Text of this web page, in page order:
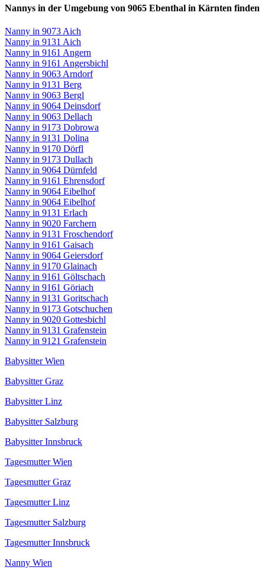
Nannys in der Umgebung von 9065 Ebenthal in Kärnten finden
Nanny in 9073 Aich
Nanny in 9131 Aich
Nanny in 9161 Angern
Nanny in 9161 Angersbichl
Nanny in 9063 Arndorf
Nanny in 9131 Berg
Nanny in 9063 Bergl
Nanny in 9064 Deinsdorf
Nanny in 9063 Dellach
Nanny in 9173 Dobrowa
Nanny in 9131 Dolina
Nanny in 9170 Dörfl
Nanny in 9173 Dullach
Nanny in 9064 Dürnfeld
Nanny in 9161 Ehrensdorf
Nanny in 9064 Eibelhof
Nanny in 9064 Eibelhof
Nanny in 9131 Erlach
Nanny in 9020 Farchern
Nanny in 9131 Froschendorf
Nanny in 9161 Gaisach
Nanny in 9064 Geiersdorf
Nanny in 9170 Glainach
Nanny in 9161 Göltschach
Nanny in 9161 Göriach
Nanny in 9131 Goritschach
Nanny in 9173 Gotschuchen
Nanny in 9020 Gottesbichl
Nanny in 9131 Grafenstein
Nanny in 9121 Grafenstein
Babysitter Wien
Babysitter Graz
Babysitter Linz
Babysitter Salzburg
Babysitter Innsbruck
Tagesmutter Wien
Tagesmutter Graz
Tagesmutter Linz
Tagesmutter Salzburg
Tagesmutter Innsbruck
Nanny Wien